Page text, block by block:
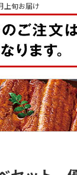
旬お届け